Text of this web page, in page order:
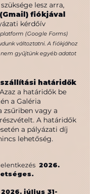
lesz arra,
fiókjával
kérdőív
(Google Forms)
változtatni. A fiókjához
gyűjtünk egyéb adatot
határidők
Azaz a határidők be
a Galéria
zsűriben vagy a
A határidők
a pályázati díj
lehetőség.
2026.
2026. július 31-